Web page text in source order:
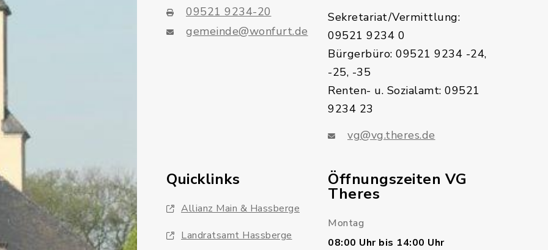
09521 9234-20
gemeinde@wonfurt.de
Sekretariat/Vermittlung:
09521 9234 0
Bürgerbüro: 09521 9234 -24,
-25, -35
Renten- u. Sozialamt: 09521
9234 23
vg@vg.theres.de
Quicklinks
Allianz Main & Hassberge
Landratsamt Hassberge
Öffnungszeiten VG
Theres
Montag
08:00 Uhr bis 14:00 Uhr